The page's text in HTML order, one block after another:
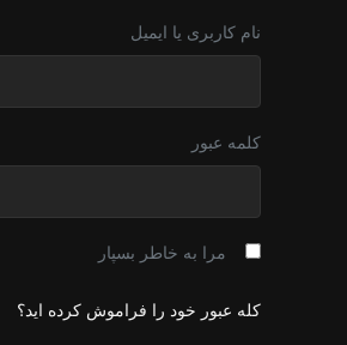
نام کاربری یا ایمیل
کلمه عبور
مرا به خاطر بسپار
کله عبور خود را فراموش کرده اید؟